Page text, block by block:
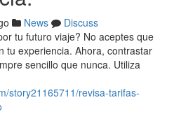
News
Discuss
tu futuro viaje? No aceptes que
tu experiencia. Ahora, contrastar
sencillo que nunca. Utiliza
story21165711/revisa-tarifas-